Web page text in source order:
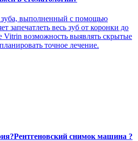
зуба, выполненный с помощью
запечатлеть весь зуб от коронки до
Vitrin возможность выявлять скрытые
точное лечение.
снимок машина ?